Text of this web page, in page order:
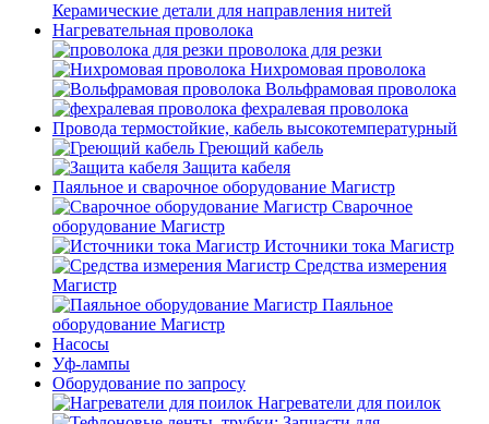
Керамические детали для направления нитей
Нагревательная проволока
проволока для резки
Нихромовая проволока
Вольфрамовая проволока
фехралевая проволока
Провода термостойкие, кабель высокотемпературный
Греющий кабель
Защита кабеля
Паяльное и сварочное оборудование Магистр
Сварочное
оборудование Магистр
Источники тока Магистр
Средства измерения
Магистр
Паяльное
оборудование Магистр
Насосы
Уф-лампы
Оборудование по запросу
Нагреватели для поилок